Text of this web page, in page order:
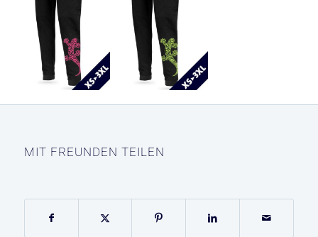
MIT FREUNDEN TEILEN